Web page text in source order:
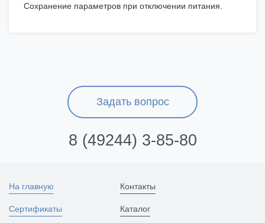
Сохранение параметров при отключении питания.
Задать вопрос
8 (49244) 3-85-80
На главную
Сертификаты
Контакты
Каталог